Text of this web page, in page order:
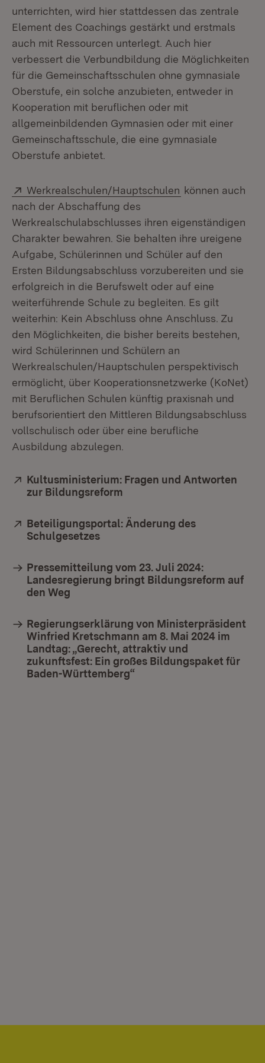
unterrichten, wird hier stattdessen das zentrale
Element des Coachings gestärkt und erstmals
auch mit Ressourcen unterlegt. Auch hier
verbessert die Verbundbildung die Möglichkeiten
für die Gemeinschaftsschulen ohne gymnasiale
Oberstufe, ein solche anzubieten, entweder in
Kooperation mit beruflichen oder mit
allgemeinbildenden Gymnasien oder mit einer
Gemeinschaftsschule, die eine gymnasiale
Oberstufe anbietet.
Extern:
Werkrealschulen/Hauptschulen (Öffnet in
können auch
nach der Abschaffung des
Werkrealschulabschlusses ihren eigenständigen
Charakter bewahren. Sie behalten ihre ureigene
Aufgabe, Schülerinnen und Schüler auf den
Ersten Bildungsabschluss vorzubereiten und sie
erfolgreich in die Berufswelt oder auf eine
weiterführende Schule zu begleiten. Es gilt
weiterhin: Kein Abschluss ohne Anschluss. Zu
den Möglichkeiten, die bisher bereits bestehen,
wird Schülerinnen und Schülern an
Werkrealschulen/Hauptschulen perspektivisch
ermöglicht, über Kooperationsnetzwerke (KoNet)
mit Beruflichen Schulen künftig praxisnah und
berufsorientiert den Mittleren Bildungsabschluss
vollschulisch oder über eine berufliche
Ausbildung abzulegen.
Extern:
Kultusministerium: Fragen und Antworten
zur Bildungsreform
Extern:
Beteiligungsportal: Änderung des
Schulgesetzes
Pressemitteilung vom 23. Juli 2024:
Landesregierung bringt Bildungsreform auf
den Weg
Regierungserklärung von Ministerpräsident
Winfried Kretschmann am 8. Mai 2024 im
Landtag: „Gerecht, attraktiv und
zukunftsfest: Ein großes Bildungspaket für
Baden-Württemberg“